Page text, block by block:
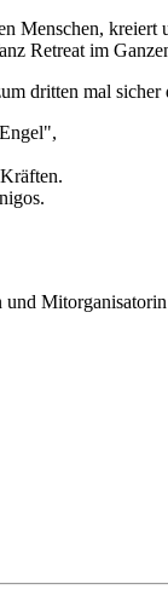
Menschen,
Retreat im
dritten mal sicher